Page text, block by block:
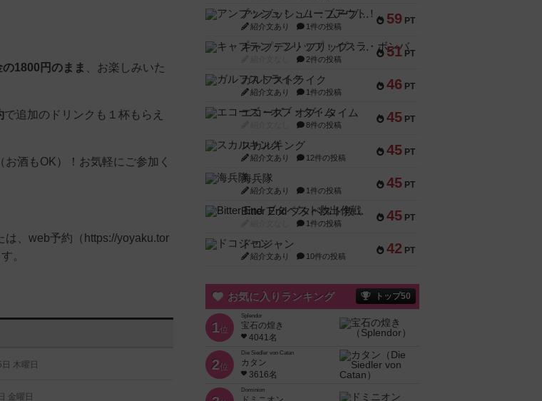
1800円のまま
、お楽しみいた
で追加のドリンクも１杯もらえ
酒もOK）！お気軽にご参加く
、web予約（https://yoyaku.tor
。
木曜日
金曜日
59 PT
アンブッシュ！：ムーブアウト！
紹介文あり 1件の投稿
51 PT
キャプテン・フリップ：イスラ・ボンバ
2件の投稿
46 PT
ガルフストライク
紹介文あり 1件の投稿
45 PT
エコーズ・オブ・タイム
8件の投稿
45 PT
スカルキング
紹介文あり 12件の投稿
45 PT
海兵隊
紹介文あり 1件の投稿
45 PT
Bitter End ブタペスト救出作戦
1件の投稿
42 PT
ドコジャン
紹介文あり 10件の投稿
お気に入りランキング トップ50
1位
Splendor
宝石の煌き
4041名
2位
Die Siedler von Catan
カタン
3616名
Dominion